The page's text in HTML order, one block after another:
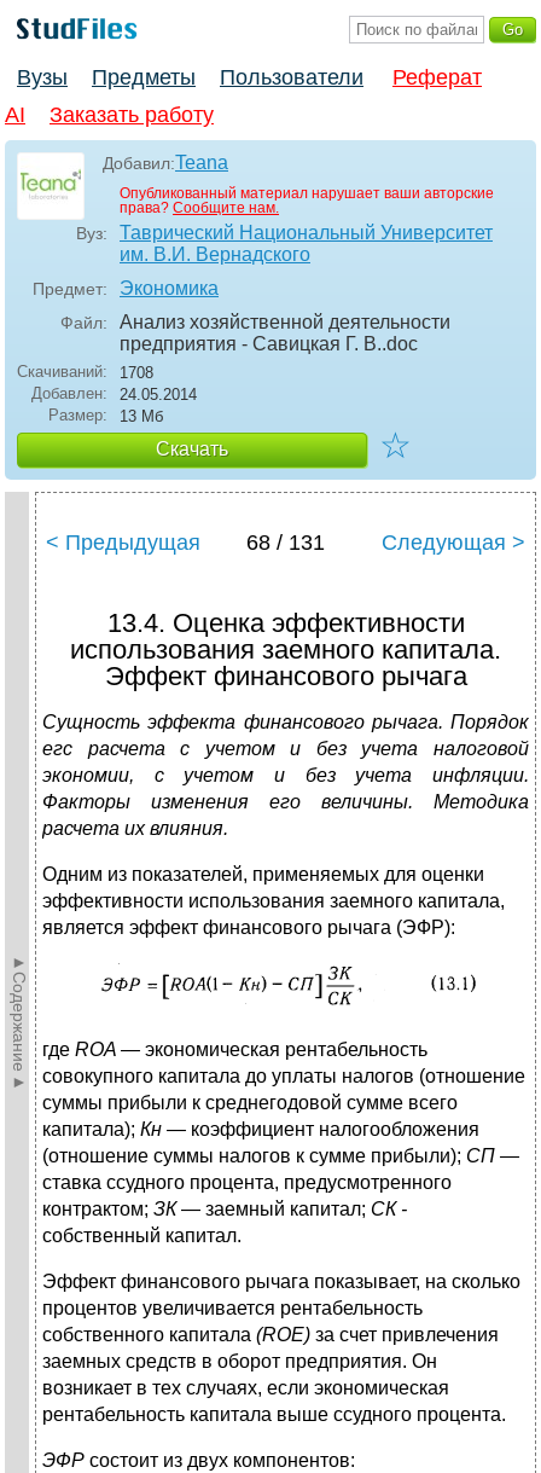
Вузы Предметы Пользователи
Реферат
AI
Заказать работу
Добавил:Teana
Опубликованный материал нарушает ваши авторские
права? Сообщите нам.
Вуз:
Таврический Национальный Университет
им. В.И. Вернадского
Предмет: Экономика
Файл:
Анализ хозяйственной деятельности
предприятия - Савицкая Г. В..doc
Скачиваний:
1708
Добавлен:
24.05.2014
Размер:
13 Мб
Скачать ☆
►Содержание►
< Предыдущая 68 / 131 Следующая >
13.4. Оценка эффективности
использования заемного капитала.
Эффект финансового рычага
Сущность эффекта финансового рычага. Порядок
егс расчета с учетом и без учета налоговой
экономии, с учетом и без учета инфляции.
Факторы изменения его величины. Методика
расчета их влияния.
Одним из показателей, применяемых для оценки
эффективности использования заемного капитала,
является эффект финансового рычага (ЭФР):
где ROA — экономическая рентабельность
совокупного капитала до уплаты налогов (отношение
суммы прибыли к среднегодовой сумме всего
капитала); Кн — коэффициент налогообложения
(отношение суммы налогов к сумме прибыли); СП —
ставка ссудного процента, предусмотренного
контрактом; ЗК— заемный капитал; СК -
собственный капитал.
Эффект финансового рычага показывает, на сколько
процентов увеличивается рентабельность
собственного капитала (ROE) за счет привлечения
заемных средств в оборот предприятия. Он
возникает в тех случаях, если экономическая
рентабельность капитала выше ссудного процента.
ЭФР состоит из двух компонентов: